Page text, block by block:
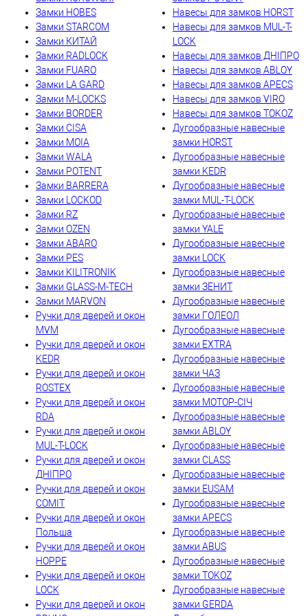
Замки HOBES
Замки STARCOM
Замки КИТАЙ
Замки RADLOCK
Замки FUARO
Замки LA GARD
Замки M-LOCKS
Замки BORDER
Замки CISA
Замки MOIA
Замки WALA
Замки POTENT
Замки BARRERA
Замки LOCKOD
Замки RZ
Замки OZEN
Замки ABARO
Замки PES
Замки KILITRONIK
Замки GLASS-M-TECH
Замки MARVON
Ручки для дверей и окон
MVM
Ручки для дверей и окон
KEDR
Ручки для дверей и окон
ROSTEX
Ручки для дверей и окон
RDA
Ручки для дверей и окон
MUL-T-LOCK
Ручки для дверей и окон
ДНІПРО
Ручки для дверей и окон
COMIT
Ручки для дверей и окон
Польша
Ручки для дверей и окон
HOPPE
Ручки для дверей и окон
LOCK
Ручки для дверей и окон
Навесы для замков HORST
Навесы для замков MUL-T-
LOCK
Навесы для замков ДНІПРО
Навесы для замков ABLOY
Навесы для замков APECS
Навесы для замков VIRO
Навесы для замков TOKOZ
Дугообразные навесные
замки HORST
Дугообразные навесные
замки KEDR
Дугообразные навесные
замки MUL-T-LOCK
Дугообразные навесные
замки YALE
Дугообразные навесные
замки LOCK
Дугообразные навесные
замки ЗЕНИТ
Дугообразные навесные
замки ГОЛЕОЛ
Дугообразные навесные
замки EXTRA
Дугообразные навесные
замки ЧАЗ
Дугообразные навесные
замки МОТОР-СІЧ
Дугообразные навесные
замки ABLOY
Дугообразные навесные
замки CLASS
Дугообразные навесные
замки EUSAM
Дугообразные навесные
замки APECS
Дугообразные навесные
замки ABUS
Дугообразные навесные
замки TOKOZ
Дугообразные навесные
замки GERDA